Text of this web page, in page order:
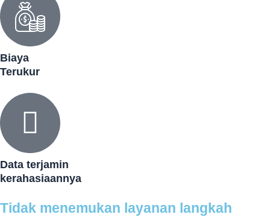
Biaya
Terukur
Data terjamin
kerahasiaannya
Tidak menemukan layanan langkah